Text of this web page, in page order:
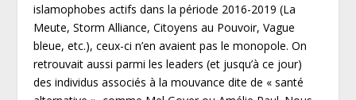
islamophobes actifs dans la période 2016-2019 (La
Meute, Storm Alliance, Citoyens au Pouvoir, Vague
bleue, etc.), ceux-ci n’en avaient pas le monopole. On
retrouvait aussi parmi les leaders (et jusqu’à ce jour)
des individus associés à la mouvance dite de « santé